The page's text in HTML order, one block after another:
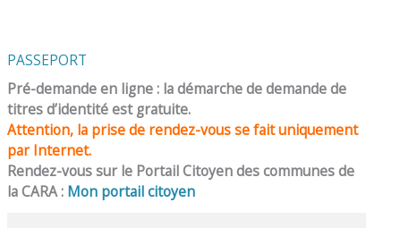
PASSEPORT
Pré-demande en ligne : la démarche de demande de
titres d’identité est gratuite.
Attention, la prise de rendez-vous se fait uniquement
par Internet.
Rendez-vous sur le Portail Citoyen des communes de
la CARA : Mon portail citoyen